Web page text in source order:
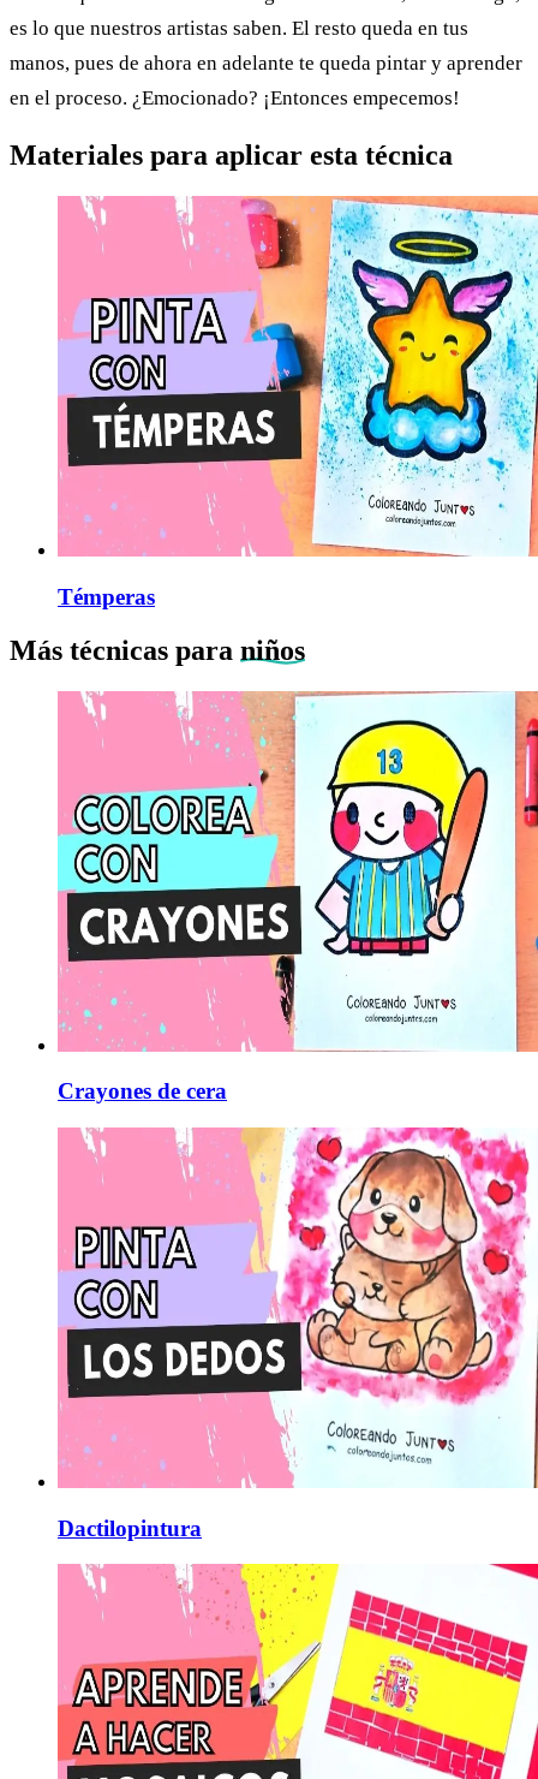
es lo que nuestros artistas saben. El resto queda en tus
manos, pues de ahora en adelante te queda pintar y aprender
en el proceso. ¿Emocionado? ¡Entonces empecemos!
Materiales para aplicar esta técnica
Témperas
Más técnicas para niños
Crayones de cera
Dactilopintura